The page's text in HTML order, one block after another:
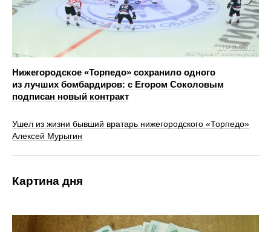
Нижегородское «Торпедо» сохранило одного
из лучших бомбардиров: с Егором Соколовым
подписан новый контракт
Ушел из жизни бывший вратарь нижегородского «Торпедо»
Алексей Мурыгин
Картина дня